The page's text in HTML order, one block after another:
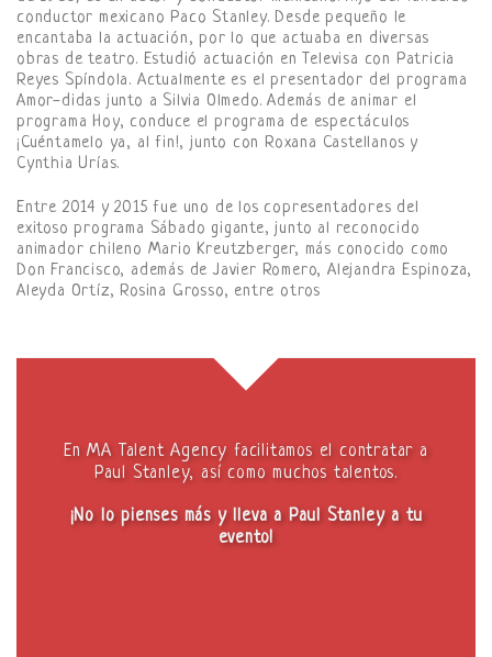
conductor mexicano Paco Stanley. Desde pequeño le
encantaba la actuación, por lo que actuaba en diversas
obras de teatro. Estudió actuación en Televisa con Patricia
Reyes Spíndola. Actualmente es el presentador del programa
Amor-didas junto a Silvia Olmedo. Además de animar el
programa Hoy, conduce el programa de espectáculos
¡Cuéntamelo ya, al fin!, junto con Roxana Castellanos y
Cynthia Urías.
Entre 2014 y 2015 fue uno de los copresentadores del
exitoso programa Sábado gigante, junto al reconocido
animador chileno Mario Kreutzberger, más conocido como
Don Francisco, además de Javier Romero, Alejandra Espinoza,
Aleyda Ortíz, Rosina Grosso, entre otros
En MA Talent Agency facilitamos el contratar a
Paul Stanley, así como muchos talentos.
¡No lo pienses más y lleva a Paul Stanley a tu
evento!